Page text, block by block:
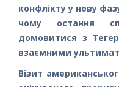
конфлікту у нову
чому остання
домовитися з
взаємними
Візит